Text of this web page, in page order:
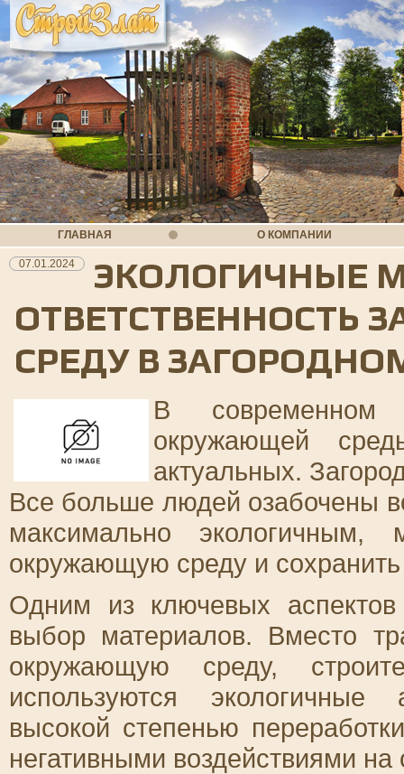
ГЛАВНАЯ О КОМПАНИИ
07.01.2024
ЭКОЛОГИЧНЫЕ
ОТВЕТСТВЕННОСТЬ
СРЕДУ В
В современном
окружающей
актуальных.
Все больше людей озабочены
максимально экологичным,
окружающую среду и
Одним из ключевых аспектов
выбор материалов. Вместо
окружающую среду,
используются
высокой степенью
негативными воздействиями